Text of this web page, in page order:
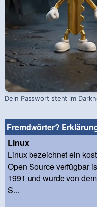
Dein Passwort steht im
Fremdwörter?
Linux
Linux bezeichnet ein
Open Source verfügbar
1991 und wurde von
S...